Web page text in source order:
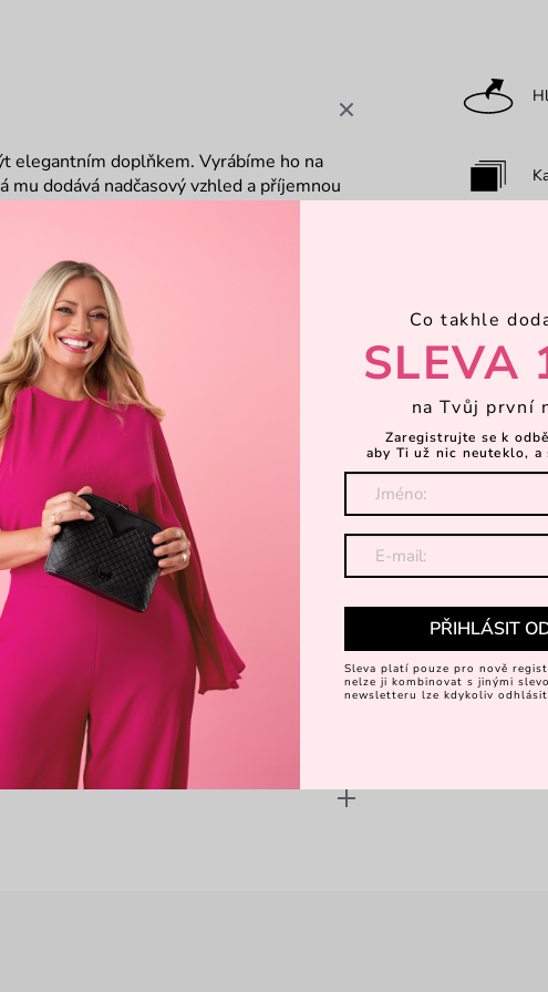
elegantním doplňkem. Vyrábíme ho na
dodává nadčasový vzhled a příjemnou
ukrývá prostor pro všechny nezbytnosti,
popruhy zajistí pohodlné nošení. Ať
Grace Ti nechá volné ruce a styl
praktický batoh a elegantní design si
Co takhle
SLEVA
na Tvůj první
Zaregistrujte se k
aby Ti už nic neuteklo, a
PŘIHLÁSIT
Sleva platí pouze pro nově
nelze ji kombinovat s jinými
newsletteru lze kdykoliv